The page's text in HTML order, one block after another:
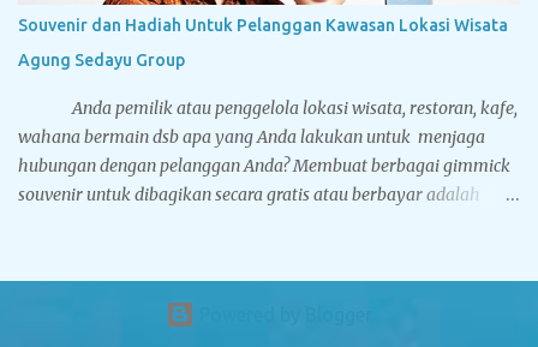
halus dan nyaman digunakan. Bantal leher koleksi Tegarcrafts
memiliki dua metode pencetakan logo yaitu printing dan bordir.
Untuk printing kelebihannya logo dan desain Anda lebih...
Souvenir dan Hadiah Untuk Pelanggan Kawasan Lokasi Wisata
Agung Sedayu Group
Anda pemilik atau penggelola lokasi wisata, restoran, kafe,
wahana bermain dsb apa yang Anda lakukan untuk menjaga
hubungan dengan pelanggan Anda? Membuat berbagai gimmick
souvenir untuk dibagikan secara gratis atau berbayar adalah
keterikatan emosional antara bisnis Anda dan customer yang
akan melahirkan loyalitas kepada konsumen. Jika dijadikan